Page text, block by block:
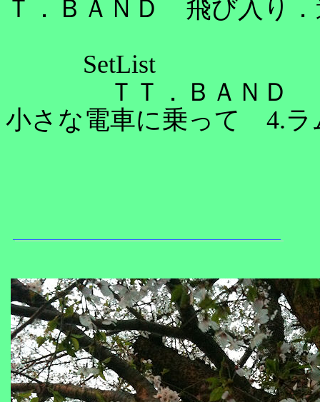
Ｔ．ＢＡＮＤ 飛び入り
SetList
ＴＴ．ＢＡＮＤ
小さな電車に乗って 4.ラ